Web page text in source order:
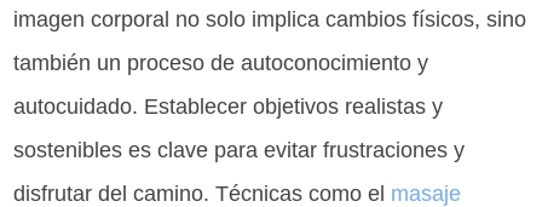
imagen corporal no solo implica cambios físicos, sino
también un proceso de autoconocimiento y
autocuidado. Establecer objetivos realistas y
sostenibles es clave para evitar frustraciones y
disfrutar del camino. Técnicas como el masaje